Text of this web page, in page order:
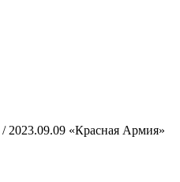
/ 2023.09.09 «Красная Армия»